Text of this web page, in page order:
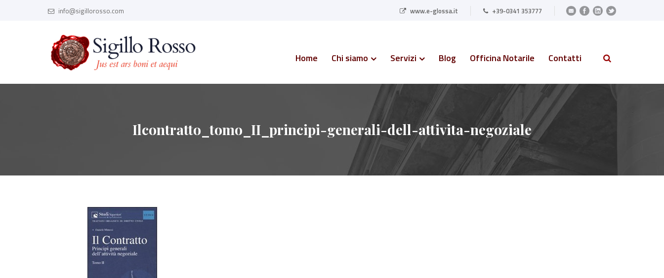
info@sigillorosso.com www.e-glossa.it +39-0341 353777
Home Chi siamo Servizi Blog Officina Notarile Contatti
Ilcontratto_tomo_II_principi-generali-dell-attivita-negoziale